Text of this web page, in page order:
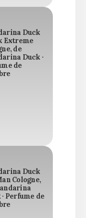
Duck
Extreme
de
Duck ·
de
Duck
Cologne,
Perfume de